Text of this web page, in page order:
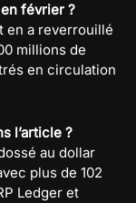
en février ?
en a reverrouillé
millions de
en circulation
l’article ?
au dollar
plus de 102
Ledger et